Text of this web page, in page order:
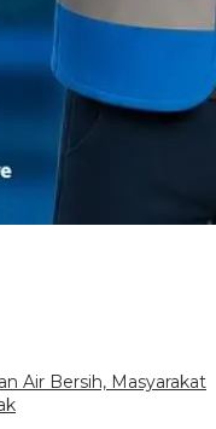
Air Bersih, Masyarakat